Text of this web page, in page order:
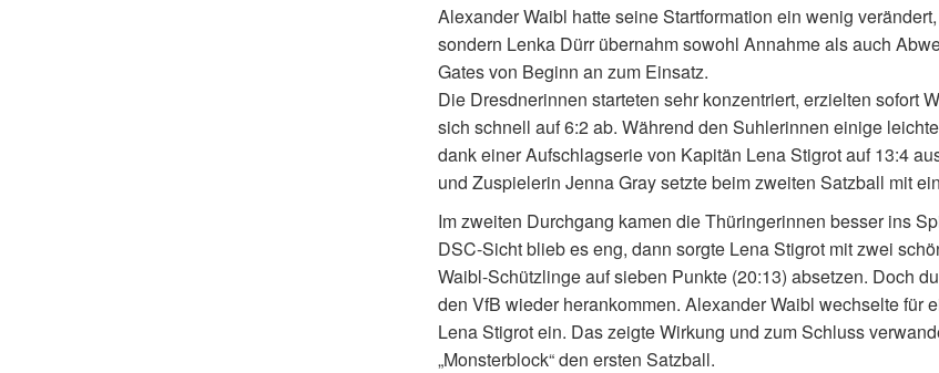
Alexander Waibl hatte seine Startformation ein wenig
sondern Lenka Dürr übernahm sowohl Annahme als auch
Gates von Beginn an zum Einsatz.
Die Dresdnerinnen starteten sehr konzentriert, erzielten sofort
sich schnell auf 6:2 ab. Während den Suhlerinnen einige
dank einer Aufschlagserie von Kapitän Lena Stigrot auf 13:4
und Zuspielerin Jenna Gray setzte beim zweiten Satzball mit
Im zweiten Durchgang kamen die Thüringerinnen besser ins
DSC-Sicht blieb es eng, dann sorgte Lena Stigrot mit zwei
Waibl-Schützlinge auf sieben Punkte (20:13) absetzen. Doch
den VfB wieder herankommen. Alexander Waibl wechselte für
Lena Stigrot ein. Das zeigte Wirkung und zum Schluss
„Monsterblock“ den ersten Satzball.